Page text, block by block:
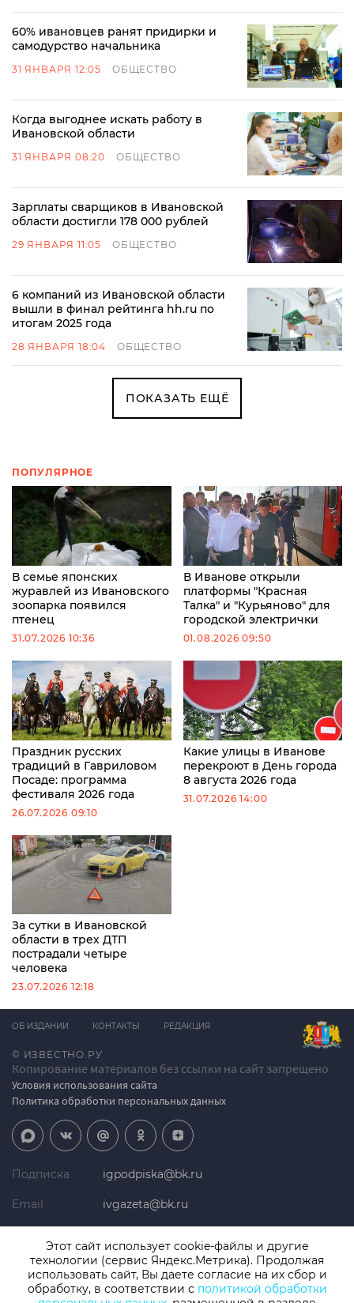
60% ивановцев ранят придирки и
самодурство начальника
31 ЯНВАРЯ 12:05 ОБЩЕСТВО
Когда выгоднее искать работу в
Ивановской области
31 ЯНВАРЯ 08:20 ОБЩЕСТВО
Зарплаты сварщиков в Ивановской
области достигли 178 000 рублей
29 ЯНВАРЯ 11:05 ОБЩЕСТВО
6 компаний из Ивановской области
вышли в финал рейтинга hh.ru по
итогам 2025 года
28 ЯНВАРЯ 18:04 ОБЩЕСТВО
ПОКАЗАТЬ ЕЩЁ
ПОПУЛЯРНОЕ
В семье японских
журавлей из Ивановского
зоопарка появился
птенец
31.07.2026 10:36
В Иванове открыли
платформы "Красная
Талка" и "Курьяново" для
городской электрички
01.08.2026 09:50
Праздник русских
традиций в Гавриловом
Посаде: программа
фестиваля 2026 года
26.07.2026 09:10
Какие улицы в Иванове
перекроют в День города
8 августа 2026 года
31.07.2026 14:00
За сутки в Ивановской
области в трех ДТП
пострадали четыре
человека
23.07.2026 12:18
© ИЗВЕСТНО.РУ
Копирование материалов без ссылки на сайт запрещено
Условия использования сайта
Политика обработки персональных данных
ОБ ИЗДАНИИ КОНТАКТЫ РЕДАКЦИЯ
Подписка igpodpiska@bk.ru
Email ivgazeta@bk.ru
Телефон +7 (4932) 41-94-81
Этот сайт использует cookie-файлы и другие
технологии (сервис Яндекс.Метрика). Продолжая
использовать сайт, Вы даете согласие на их сбор и
обработку, в соответствии с политикой обработки